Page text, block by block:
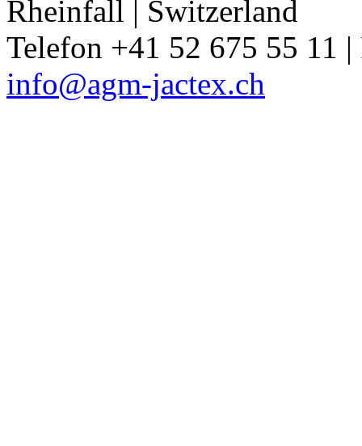
Rheinfall | Switzerland
Telefon +41 52 675 55 11
info@agm-jactex.ch